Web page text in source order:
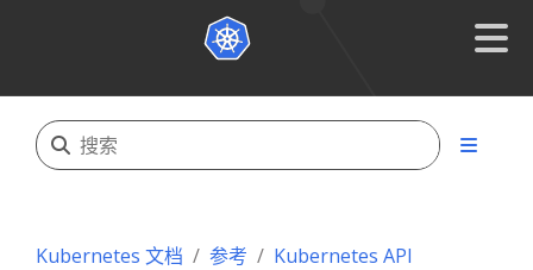
Kubernetes 文档 参考
Kubernetes API